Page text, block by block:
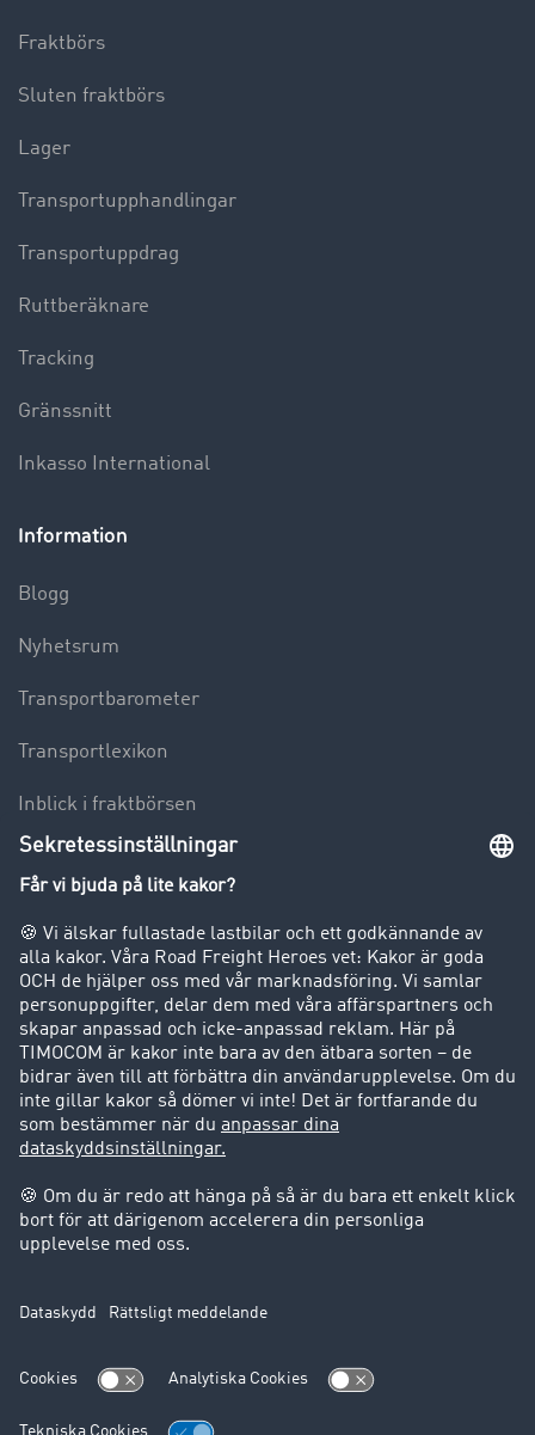
Fraktbörs
Sluten fraktbörs
Lager
Transportupphandlingar
Transportuppdrag
Ruttberäknare
Tracking
Gränssnitt
Inkasso International
Information
Blogg
Nyhetsrum
Transportbarometer
Transportlexikon
Inblick i fraktbörsen
Körförbud för lastbilar
Företag
Kunder värvar kunder
Success Stories
Support
Support
Juridiskt
Företagsinformation
Användarvillkor